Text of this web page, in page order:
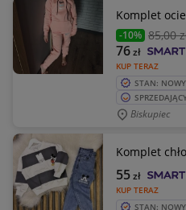
Komplet
-10% 85,00
KUP TERAZ
76zł
STAN: NOWY
Biskupiec
Komplet
KUP TERAZ
55zł
STAN: NOWY